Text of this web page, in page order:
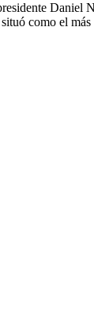
Daniel
como el